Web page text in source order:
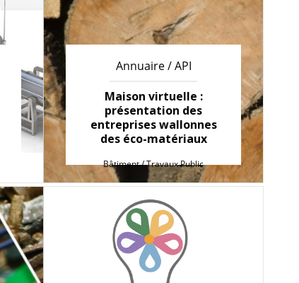
Annuaire / API
Maison virtuelle :
présentation des
entreprises wallonnes
des éco-matériaux
Bâtiment / Travaux Public